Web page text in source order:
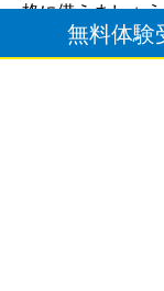
格に備えましょ
無料体験